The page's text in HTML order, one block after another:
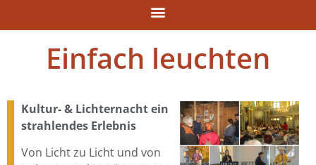
Einfach leuchten
Kultur- & Lichternacht ein
strahlendes Erlebnis
Von Licht zu Licht und von